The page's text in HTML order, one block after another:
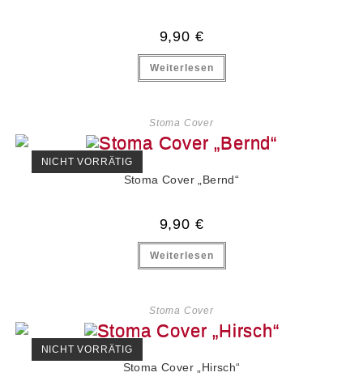
9,90 €
Weiterlesen
Stoma Cover
NICHT VORRÄTIG
Stoma Cover „Bernd“
9,90 €
Weiterlesen
Stoma Cover
NICHT VORRÄTIG
Stoma Cover „Hirsch“